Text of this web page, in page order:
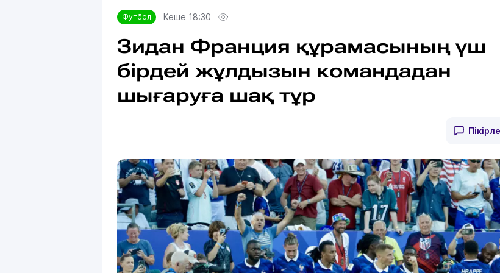
Футбол Кеше 18:30
Зидан Франция құрамасының үш
бірдей жұлдызын командадан
шығаруға шақ тұр